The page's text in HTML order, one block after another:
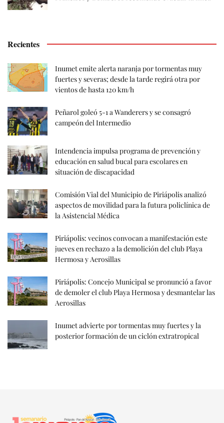
Recientes
Inumet emite alerta naranja por tormentas muy
fuertes y severas; desde la tarde regirá otra por
vientos de hasta 120 km/h
Peñarol goleó 5-1 a Wanderers y se consagró
campeón del Intermedio
Intendencia impulsa programa de prevención y
educación en salud bucal para escolares en
situación de discapacidad
Comisión Vial del Municipio de Piriápolis analizó
aspectos de movilidad para la futura policlínica de
la Asistencial Médica
Piriápolis: vecinos convocan a manifestación este
jueves en rechazo a la demolición del club Playa
Hermosa y Aerosillas
Piriápolis: Concejo Municipal se pronunció a favor
de demoler el club Playa Hermosa y desmantelar las
Aerosillas
Inumet advierte por tormentas muy fuertes y la
posterior formación de un ciclón extratropical